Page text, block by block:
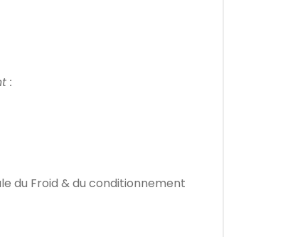
:
du Froid & du conditionnement